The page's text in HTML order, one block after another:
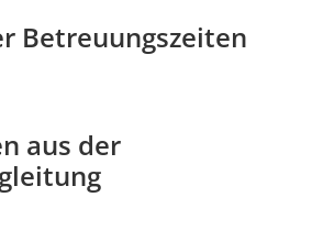
Betreuungszeiten
aus der